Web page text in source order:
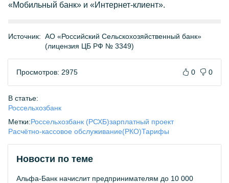
«Мобильный банк» и «Интернет-клиент».
Источник: АО «Российский Сельскохозяйственный банк»
(лицензия ЦБ РФ № 3349)
Просмотров: 2975 0 0
В статье:
Россельхозбанк
Метки:Россельхозбанк (РСХБ)зарплатный проект
Расчётно-кассовое обслуживание(РКО)Тарифы
Новости по теме
Альфа-Банк начислит предпринимателям до 10 000